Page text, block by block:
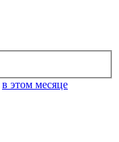
в этом месяце